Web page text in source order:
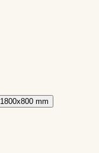
1800x800 mm